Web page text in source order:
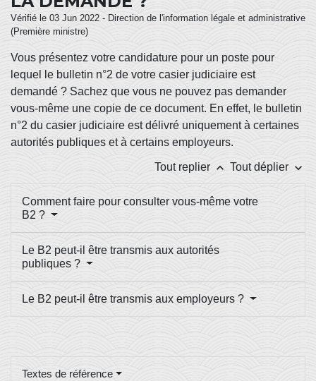
Vérifié le 03 Jun 2022 - Direction de l'information légale et administrative
(Première ministre)
Vous présentez votre candidature pour un poste pour
lequel le bulletin n°2 de votre casier judiciaire est
demandé ? Sachez que vous ne pouvez pas demander
vous-même une copie de ce document. En effet, le bulletin
n°2 du casier judiciaire est délivré uniquement à certaines
autorités publiques et à certains employeurs.
Tout replier keyboard_arrow_up Tout déplier keyboard_arrow_down
Comment faire pour consulter vous-même votre
B2 ?
Le B2 peut-il être transmis aux autorités
publiques ?
Le B2 peut-il être transmis aux employeurs ?
Textes de référence